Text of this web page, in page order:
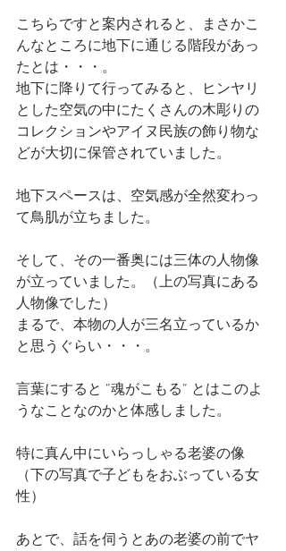
こちらですと案内されると、まさかこ
んなところに地下に通じる階段があっ
たとは・・・。
地下に降りて行ってみると、ヒンヤリ
とした空気の中にたくさんの木彫りの
コレクションやアイヌ民族の飾り物な
どが大切に保管されていました。
地下スペースは、空気感が全然変わっ
て鳥肌が立ちました。
そして、その一番奥には三体の人物像
が立っていました。（上の写真にある
人物像でした）
まるで、本物の人が三名立っているか
と思うぐらい・・・。
言葉にすると ”魂がこもる” とはこのよ
うなことなのかと体感しました。
特に真ん中にいらっしゃる老婆の像
（下の写真で子どもをおぶっている女
性）
あとで、話を伺うとあの老婆の前でヤ